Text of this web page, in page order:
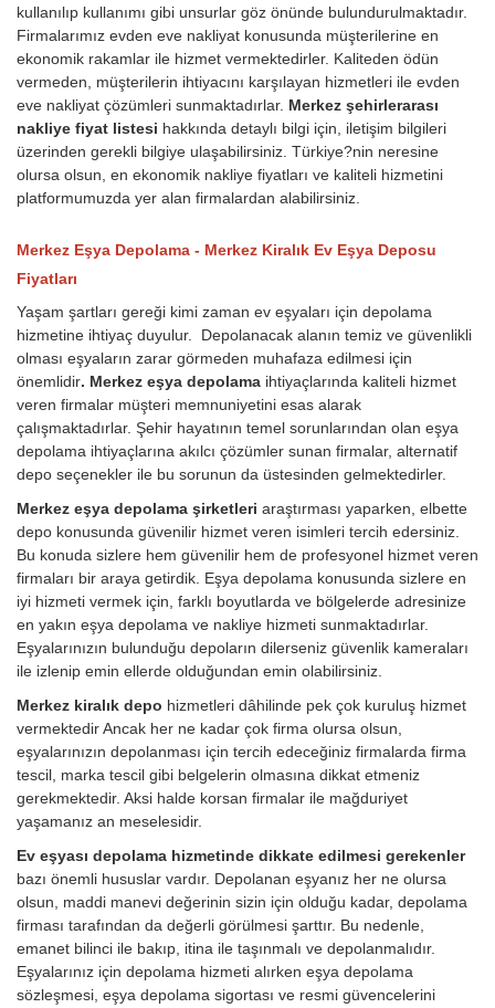
kullanılıp kullanımı gibi unsurlar göz önünde bulundurulmaktadır.
Firmalarımız evden eve nakliyat konusunda müşterilerine en
ekonomik rakamlar ile hizmet vermektedirler. Kaliteden ödün
vermeden, müşterilerin ihtiyacını karşılayan hizmetleri ile evden
eve nakliyat çözümleri sunmaktadırlar. Merkez şehirlerarası
nakliye fiyat listesi hakkında detaylı bilgi için, iletişim bilgileri
üzerinden gerekli bilgiye ulaşabilirsiniz. Türkiye?nin neresine
olursa olsun, en ekonomik nakliye fiyatları ve kaliteli hizmetini
platformumuzda yer alan firmalardan alabilirsiniz.
Merkez Eşya Depolama - Merkez Kiralık Ev Eşya Deposu
Fiyatları
Yaşam şartları gereği kimi zaman ev eşyaları için depolama
hizmetine ihtiyaç duyulur. Depolanacak alanın temiz ve güvenlikli
olması eşyaların zarar görmeden muhafaza edilmesi için
önemlidir. Merkez eşya depolama ihtiyaçlarında kaliteli hizmet
veren firmalar müşteri memnuniyetini esas alarak
çalışmaktadırlar. Şehir hayatının temel sorunlarından olan eşya
depolama ihtiyaçlarına akılcı çözümler sunan firmalar, alternatif
depo seçenekler ile bu sorunun da üstesinden gelmektedirler.
Merkez eşya depolama şirketleri araştırması yaparken, elbette
depo konusunda güvenilir hizmet veren isimleri tercih edersiniz.
Bu konuda sizlere hem güvenilir hem de profesyonel hizmet veren
firmaları bir araya getirdik. Eşya depolama konusunda sizlere en
iyi hizmeti vermek için, farklı boyutlarda ve bölgelerde adresinize
en yakın eşya depolama ve nakliye hizmeti sunmaktadırlar.
Eşyalarınızın bulunduğu depoların dilerseniz güvenlik kameraları
ile izlenip emin ellerde olduğundan emin olabilirsiniz.
Merkez kiralık depo hizmetleri dâhilinde pek çok kuruluş hizmet
vermektedir Ancak her ne kadar çok firma olursa olsun,
eşyalarınızın depolanması için tercih edeceğiniz firmalarda firma
tescil, marka tescil gibi belgelerin olmasına dikkat etmeniz
gerekmektedir. Aksi halde korsan firmalar ile mağduriyet
yaşamanız an meselesidir.
Ev eşyası depolama hizmetinde dikkate edilmesi gerekenler
bazı önemli hususlar vardır. Depolanan eşyanız her ne olursa
olsun, maddi manevi değerinin sizin için olduğu kadar, depolama
firması tarafından da değerli görülmesi şarttır. Bu nedenle,
emanet bilinci ile bakıp, itina ile taşınmalı ve depolanmalıdır.
Eşyalarınız için depolama hizmeti alırken eşya depolama
sözleşmesi, eşya depolama sigortası ve resmi güvencelerini